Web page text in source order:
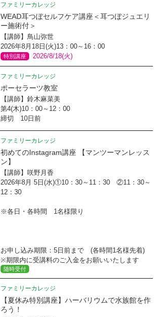
ファミリーカレッジ
WEAD耳つぼセルフケア講座＜耳つぼジュエリ
ー施術付＞
【講師】鳥山弥世
2026年8月18日(火)13：00～16：00
特別講座 2026/8/18(火)
ファミリーカレッジ
ポーセラーツ教室
【講師】鈴木麻菜美
第4(木)10：00～12：00
締切 10日前
ファミリーカレッジ
初めてのInstagram講座 【マンツーマンレッス
ン】
【講師】咲野月香
2026年8月 5日(水)①10：30～11：30 ②11：30～
12：30
※各日・各時間 1名様限り
お申し込み期限：5日前まで (各時間1名様先着)
※期限内に受講料のご入金をお願いいたします
随時受付
ファミリーカレッジ
【夏休み特別講座】ハーバリウムで水族館を作
ろう！